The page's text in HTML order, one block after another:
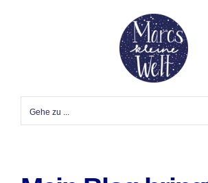
Gehe zu ...